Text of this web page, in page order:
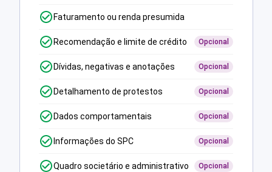
Faturamento ou renda presumida
Recomendação e limite de crédito Opcional
Dívidas, negativas e anotações Opcional
Detalhamento de protestos Opcional
Dados comportamentais Opcional
Informações do SPC Opcional
Quadro societário e administrativo Opcional